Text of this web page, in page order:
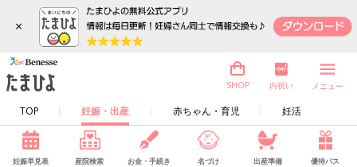
×
TOP 妊娠・出産 赤ちゃん・育児 妊活
SHOP 内祝い メニュー
妊娠早見表 産院検索 お金・手続き 名づけ 出産準備 優待パス